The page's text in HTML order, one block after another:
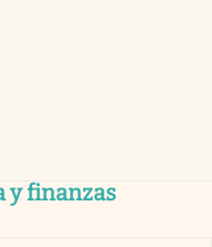
y finanzas